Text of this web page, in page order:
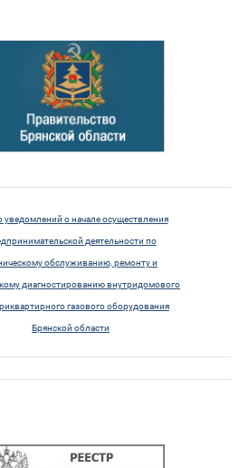
уведомлений о начале осуществления
деятельности по
обслуживанию, ремонту и
диагностированиювнутридомового
газового оборудования
Брянской области